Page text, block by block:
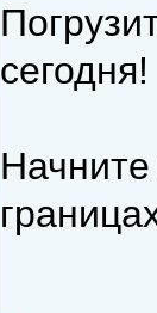
сегодня!